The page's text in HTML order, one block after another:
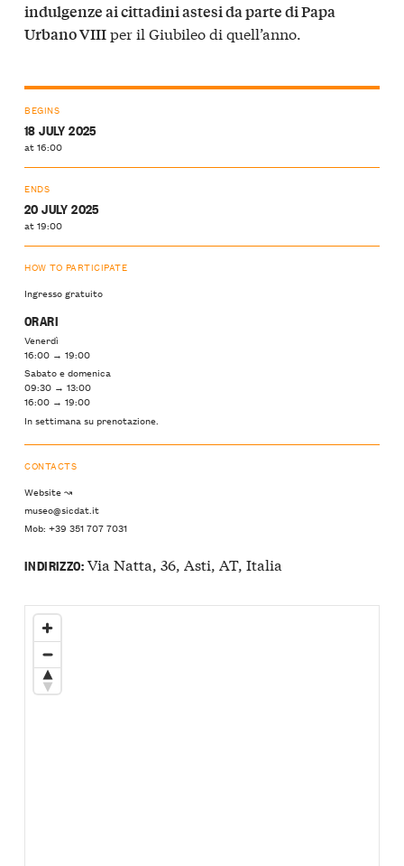
indulgenze ai cittadini astesi da parte di Papa
Urbano VIIIper il Giubileo di quell’anno.
BEGINS
18 JULY 2025
at 16:00
ENDS
20 JULY 2025
at 19:00
HOW TO PARTICIPATE
Ingresso gratuito
ORARI
Venerdì
16:00 → 19:00
Sabato e domenica
09:30 → 13:00
16:00 → 19:00
In settimana su prenotazione.
CONTACTS
Website ↝
museo@sicdat.it
Mob: +39 351 707 7031
INDIRIZZO:Via Natta, 36, Asti, AT, Italia